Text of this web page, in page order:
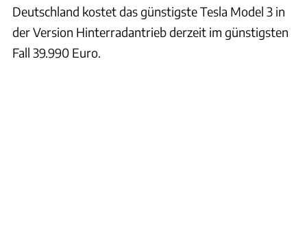
Deutschland kostet das günstigste Tesla Model 3 in
der Version Hinterradantrieb derzeit im günstigsten
Fall 39.990 Euro.